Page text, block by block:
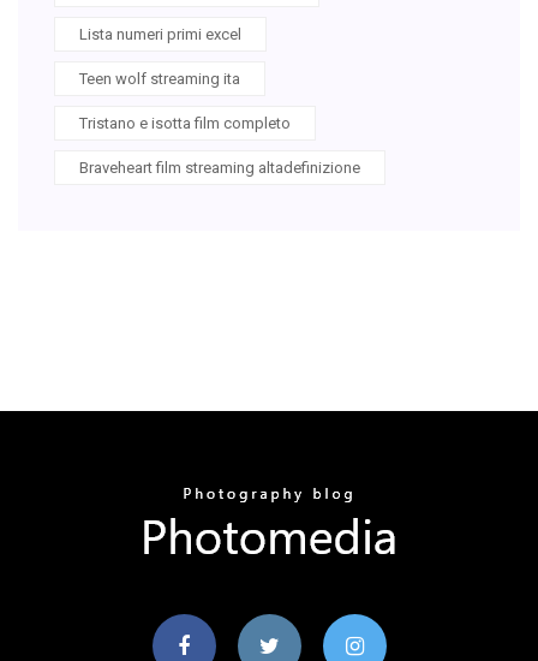
Lista numeri primi excel
Teen wolf streaming ita
Tristano e isotta film completo
Braveheart film streaming altadefinizione